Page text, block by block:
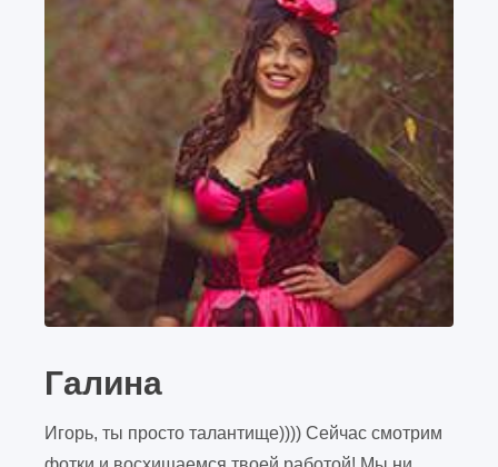
Галина
Игорь, ты просто талантище)))) Сейчас смотрим